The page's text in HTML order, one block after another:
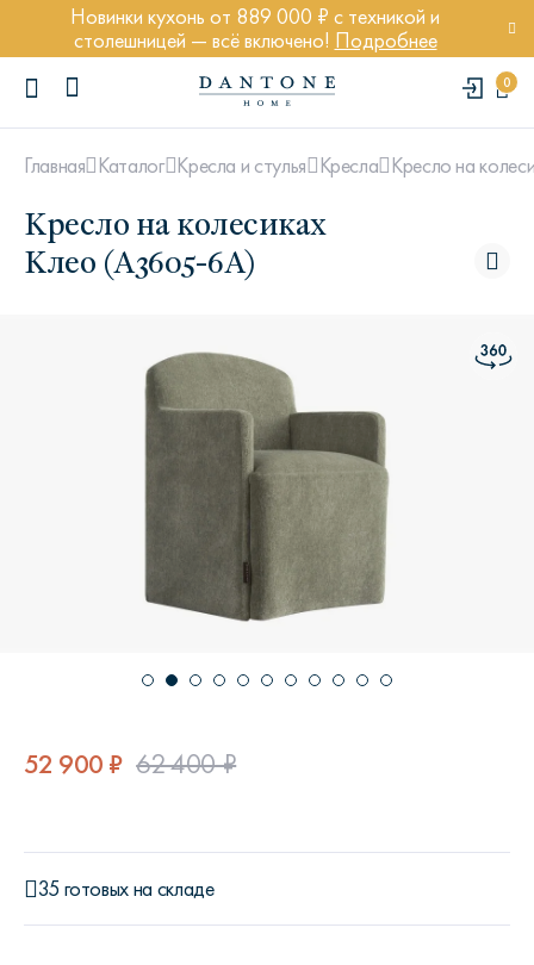
Новинки кухонь от 889 000 ₽ с техникой и
столешницей — всё включено! Подробнее
0
Кровать Ньюбери
Главная Каталог Кресла и стулья Кресла Кресло на
Кресло на колесиках
Клео (A3605-6A)
52 900 ₽ 62 400 ₽
35 готовых на складе